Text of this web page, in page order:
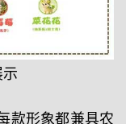
款形象都兼具农